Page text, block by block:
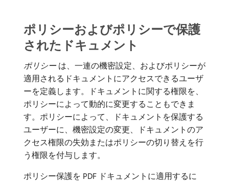
ポリシーおよびポリシーで保護
されたドキュメント
ポリシー​は、一連の機密設定、およびポリシーが
適用されるドキュメントにアクセスできるユーザ
ーを定義します。ドキュメントに関する権限を、
ポリシーによって動的に変更することもできま
す。ポリシーによって、ドキュメントを保護する
ユーザーに、機密設定の変更、ドキュメントのア
クセス権限の失効またはポリシーの切り替えを行
う権限を付与します。
ポリシー保護を PDF ドキュメントに適用するに